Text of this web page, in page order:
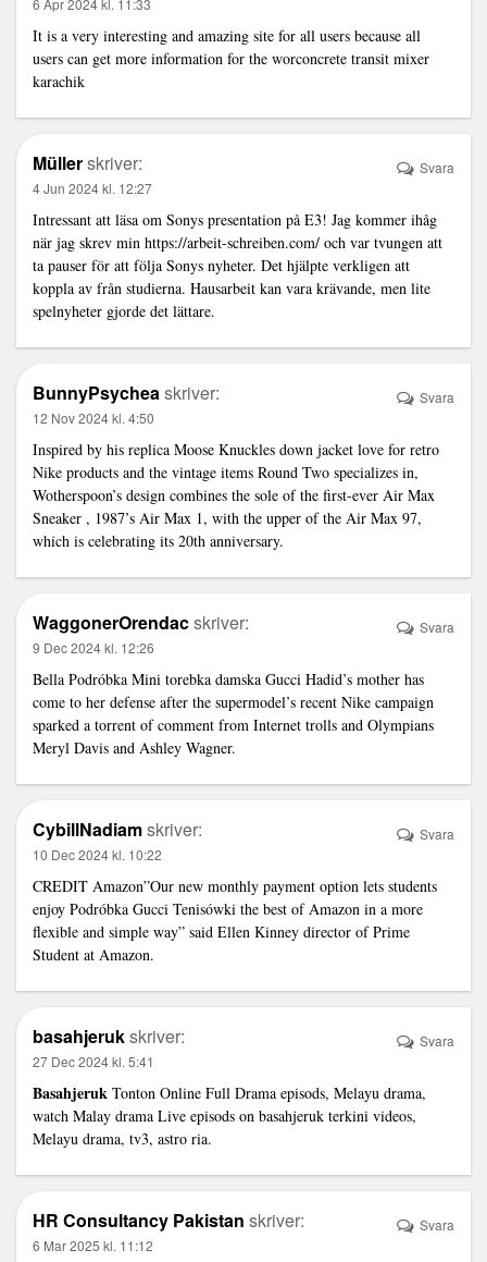
6 Apr 2024 kl. 11:33
It is a very interesting and amazing site for all users because all
users can get more information for the worconcrete transit mixer
karachik
Müllerskriver:
4 Jun 2024 kl. 12:27
Intressant att läsa om Sonys presentation på E3! Jag kommer ihåg
när jag skrev min https://arbeit-schreiben.com/ och var tvungen att
ta pauser för att följa Sonys nyheter. Det hjälpte verkligen att
koppla av från studierna. Hausarbeit kan vara krävande, men lite
spelnyheter gjorde det lättare.
Svara
BunnyPsycheaskriver:
12 Nov 2024 kl. 4:50
Inspired by his replica Moose Knuckles down jacket love for retro
Nike products and the vintage items Round Two specializes in,
Wotherspoon’s design combines the sole of the first-ever Air Max
Sneaker , 1987’s Air Max 1, with the upper of the Air Max 97,
which is celebrating its 20th anniversary.
Svara
WaggonerOrendacskriver:
9 Dec 2024 kl. 12:26
Bella Podróbka Mini torebka damska Gucci Hadid’s mother has
come to her defense after the supermodel’s recent Nike campaign
sparked a torrent of comment from Internet trolls and Olympians
Meryl Davis and Ashley Wagner.
Svara
CybillNadiamskriver:
10 Dec 2024 kl. 10:22
CREDIT Amazon”Our new monthly payment option lets students
enjoy Podróbka Gucci Tenisówki the best of Amazon in a more
flexible and simple way” said Ellen Kinney director of Prime
Student at Amazon.
Svara
basahjerukskriver:
27 Dec 2024 kl. 5:41
Basahjeruk Tonton Online Full Drama episods, Melayu drama,
watch Malay drama Live episods on basahjeruk terkini videos,
Melayu drama, tv3, astro ria.
Svara
HR Consultancy Pakistan skriver:
6 Mar 2025 kl. 11:12
Svara